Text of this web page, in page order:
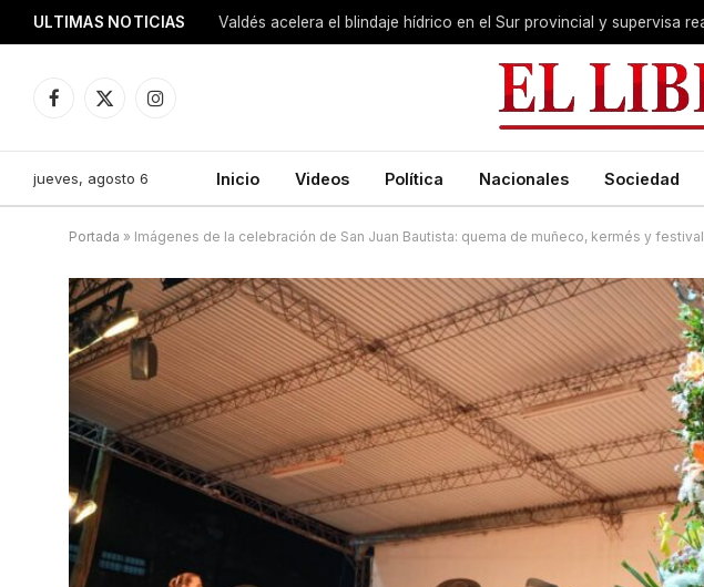
ULTIMAS NOTICIAS
Facebook
X
Instagram
jueves, agosto 6 Inicio Videos Política Nacionales Sociedad
Portada » Imágenes de la celebración de San Juan Bautista: quema de muñeco, kermés y festival